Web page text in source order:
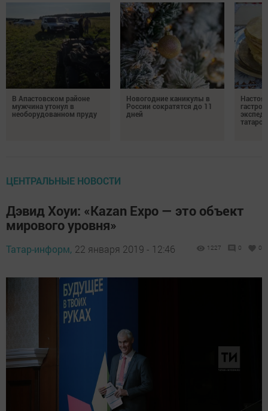
В Апастовском районе
мужчина утонул в
необорудованном пруду
Новогодние каникулы в
России сократятся до 11
дней
ЦЕНТРАЛЬНЫЕ НОВОСТИ
Дэвид Хоуи: «Kazan Expo — это объект
мирового уровня»
Татар-информ, 22 января 2019 - 12:46 1227 0 0